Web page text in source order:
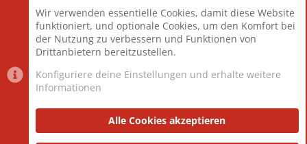
Mitglieder
12.427
Neuestes Mitglied
Berlin
Datenschutzerklärung Impressum
Wir verwenden essentielle Cookies, damit diese Website
funktioniert, und optionale Cookies, um den Komfort bei
der Nutzung zu verbessern und Funktionen von
Drittanbietern bereitzustellen.
Konfiguriere deine Einstellungen und erhalte weitere
Informationen
Alle Cookies akzeptieren